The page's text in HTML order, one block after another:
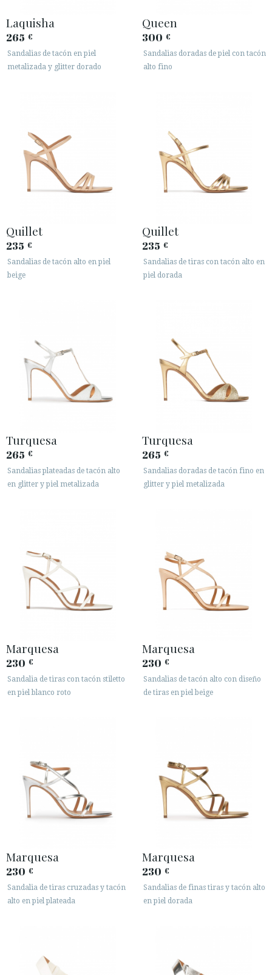
Laquisha
265 €
Sandalias de tacón en piel
metalizada y glitter dorado
Queen
300 €
Sandalias doradas de piel con tacón
alto fino
Quillet
235 €
Sandalias de tacón alto en piel
beige
Quillet
235 €
Sandalias de tiras con tacón alto en
piel dorada
Turquesa
265 €
Sandalias plateadas de tacón alto
en glitter y piel metalizada
Turquesa
265 €
Sandalias doradas de tacón fino en
glitter y piel metalizada
Marquesa
230 €
Sandalia de tiras con tacón stiletto
en piel blanco roto
Marquesa
230 €
Sandalias de tacón alto con diseño
de tiras en piel beige
Marquesa
230 €
Sandalia de tiras cruzadas y tacón
alto en piel plateada
Marquesa
230 €
Sandalias de finas tiras y tacón alto
en piel dorada